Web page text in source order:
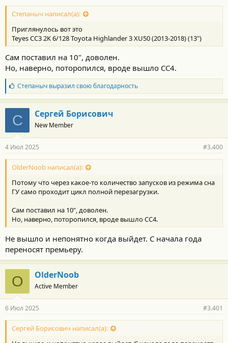
Степаныч написал(а):
Приглянулось вот это
Teyes CC3 2K 6/128 Toyota Highlander 3 XU50 (2013-2018) (13")
Сам поставил на 10", доволен.
Но, наверно, поторопился, вроде вышло CC4.
Б
л
а
г
о
д
а
н
о
с
и
:
Степанычвыразил свою благодарность
С Сергей Борисович
New Member
4 Июл 2025 #3.400
OlderNoob написал(а):
Потому что через какое-то количество запусков из режима сна
ГУ само проходит цикл полной перезагрузки.
Сам поставил на 10", доволен.
Но, наверно, поторопился, вроде вышло CC4.
Не вышло и непонятно когда выйдет. С начала года
переносят премьеру.
O OlderNoob
Active Member
6 Июл 2025 #3.401
Сергей Борисович написал(а):